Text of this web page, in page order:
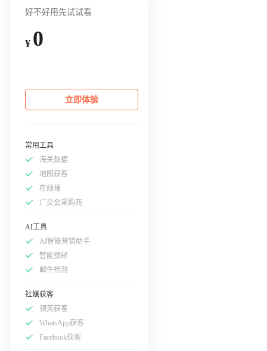
好不好用先试试看
¥ 0
立即体验
常用工具
海关数据
地图获客
在线搜
广交会采购商
AI工具
AI智能营销助手
智能搜邮
邮件检测
社媒获客
领英获客
WhatsApp获客
Facebook获客